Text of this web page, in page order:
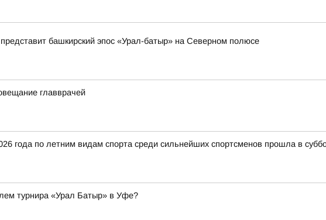
башкирский эпос «Урал-батыр» на Северном полюсе
главврачей
года по летним видам спорта среди сильнейших спортсменов прошла в
турнира «Урал Батыр» в Уфе?